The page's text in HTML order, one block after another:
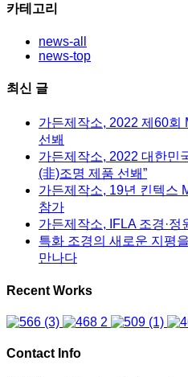
카테고리
news-all
news-top
최신 글
가든제작소, 2022 제60회
선봬
가든제작소, 2022 대한민
(非)조명 제품 선봬”
가든제작소, 19년 킨텍스
참가
가든제작소, IFLA 조경·정
특화 조경의 새로운 지평
만나다
Recent Works
Contact Info